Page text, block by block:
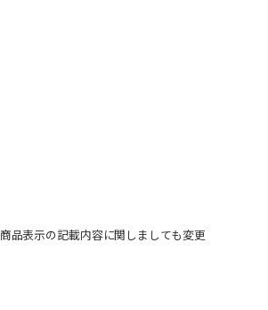
品表示の記載内容に関しましても変更